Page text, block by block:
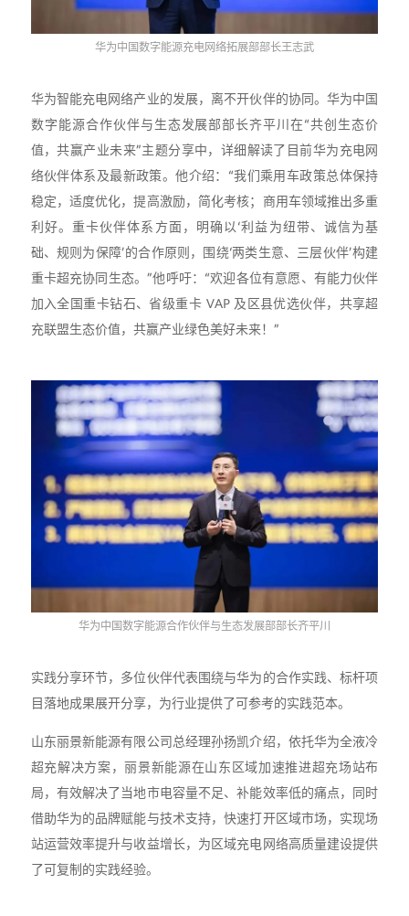
华为中国数字能源充电网络拓展部部长王志武
华为智能充电网络产业的发展，离不开伙伴的协同。华为中国
数字能源合作伙伴与生态发展部部长齐平川在“共创生态价
值，共赢产业未来”主题分享中，详细解读了目前华为充电网
络伙伴体系及最新政策。他介绍：“我们乘用车政策总体保持
稳定，适度优化，提高激励，简化考核；商用车领域推出多重
利好。重卡伙伴体系方面，明确以‘利益为纽带、诚信为基
础、规则为保障’的合作原则，围绕‘两类生意、三层伙伴’构建
重卡超充协同生态。”他呼吁：“欢迎各位有意愿、有能力伙伴
加入全国重卡钻石、省级重卡 VAP 及区县优选伙伴，共享超
充联盟生态价值，共赢产业绿色美好未来！”
华为中国数字能源合作伙伴与生态发展部部长齐平川
实践分享环节，多位伙伴代表围绕与华为的合作实践、标杆项
目落地成果展开分享，为行业提供了可参考的实践范本。
山东丽景新能源有限公司总经理孙扬凯介绍，依托华为全液冷
超充解决方案，丽景新能源在山东区域加速推进超充场站布
局，有效解决了当地市电容量不足、补能效率低的痛点，同时
借助华为的品牌赋能与技术支持，快速打开区域市场，实现场
站运营效率提升与收益增长，为区域充电网络高质量建设提供
了可复制的实践经验。